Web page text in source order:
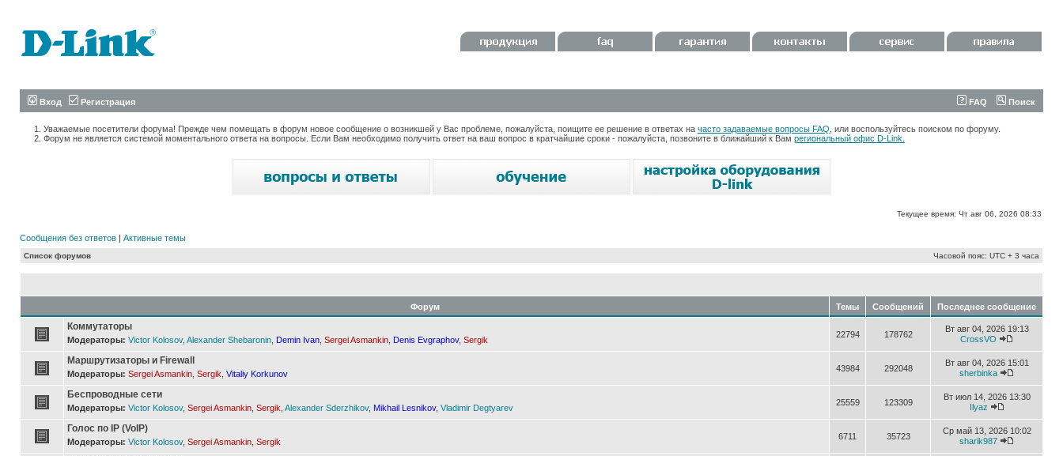
Вход Регистрация FAQ Поиск
Уважаемые посетители форума! Прежде чем помещать в форум новое сообщение о возникшей у Вас проблеме, пожалуйста, поищите ее решение в ответах на часто задаваемые вопросы FAQ , или воспользуйтесь поиском по форуму.
Форум не является системой моментального ответа на вопросы. Если Вам необходимо получить ответ на ваш вопрос в кратчайшие сроки - пожалуйста, позвоните в ближайший к Вам региональный офис D-Link.
Текущее время: Чт авг 06, 2026 08:33
Сообщения без ответов | Активные темы
Список форумов Часовой пояс: UTC + 3 часа
Форум Темы Сообщений Последнее сообщение
Коммутаторы
Модераторы: Victor Kolosov, Alexander Shebaronin Demin Ivan Sergei Asmankin Denis Evgraphov, Sergik
22794 178762
Вт авг 04, 2026 19:13
CrossVO
Маршрутизаторы и Firewall
Модераторы: Sergei Asmankin Sergik Vitaliy Korkunov
43984 292048
Вт авг 04, 2026 15:01
sherbinka
Беспроводные сети
Модераторы: Victor Kolosov, Sergei Asmankin Sergik Alexander Sderzhikov, Mikhail Lesnikov, Vladimir Degtyarev
25559 123309
Вт июл 14, 2026 13:30
Ilyaz
Голос по IP (VoIP)
Модераторы: Victor Kolosov, Sergei Asmankin Sergik
6711 35723
Ср май 13, 2026 10:02
sharik987